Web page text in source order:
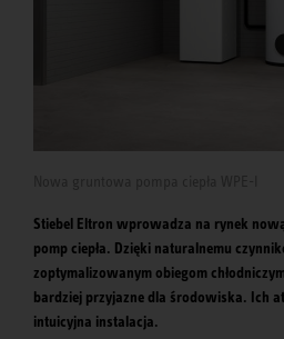
Stiebel Eltron wprowadza na rynek
pomp ciepła. Dzięki naturalnemu
zoptymalizowanym obiegom
bardziej przyjazne dla środowiska. Ich
intuicyjna instalacja.